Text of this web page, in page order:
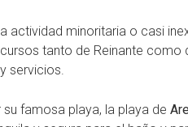
actividad minoritaria o casi
tanto de Reinante
servicios.
famosa playa, la playa de